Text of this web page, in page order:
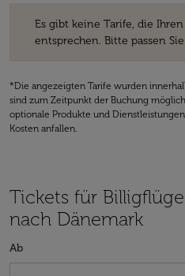
Es gibt keine Tarife, die
entsprechen. Bitte passen
*Die angezeigten Tarife wurden
sind zum Zeitpunkt der Buchung
optionale Produkte und
Kosten anfallen.
Tickets für
nach Dänemark
Ab